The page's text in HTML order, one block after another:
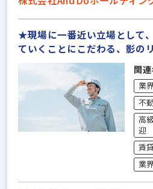
★現場に一番近い立場として
ていくことにこだわる、影の
関
業
不
高
迎
賃
業